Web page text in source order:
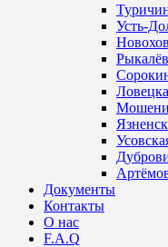
Усть-
Документы
Контакты
О нас
F.A.Q